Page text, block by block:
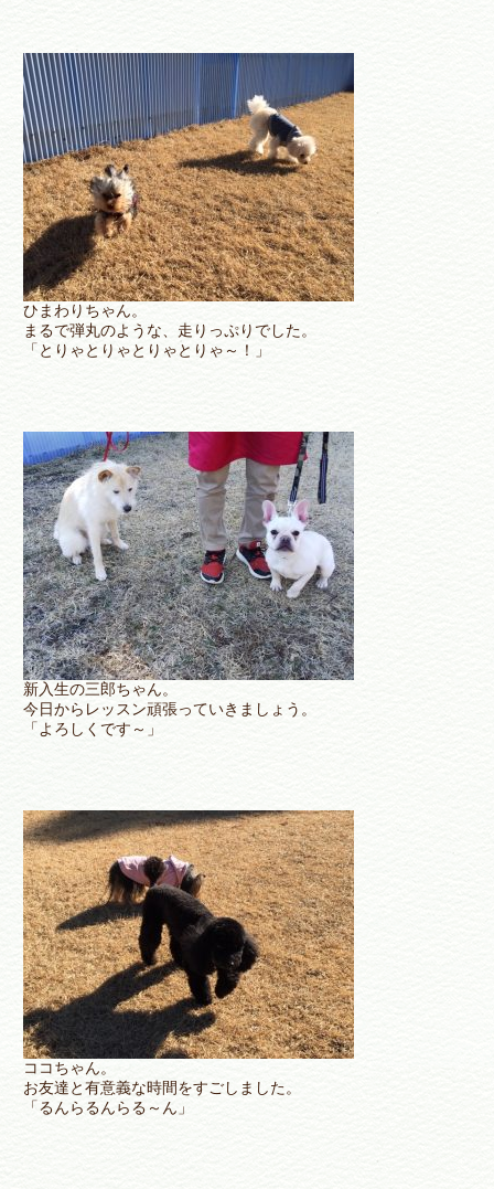
ひまわりちゃん。
まるで弾丸のような、走りっぷりでした。
「とりゃとりゃとりゃとりゃ～！」
新入生の三郎ちゃん。
今日からレッスン頑張っていきましょう。
「よろしくです～」
ココちゃん。
お友達と有意義な時間をすごしました。
「るんらるんらる～ん」